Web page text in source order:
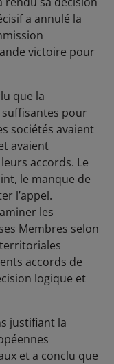
a annulé la
victoire pour
que la
suffisantes pour
sociétés avaient
avaient
accords. Le
le manque de
l’appel.
les
Membres selon
accords de
logique et
justifiant la
et a conclu que